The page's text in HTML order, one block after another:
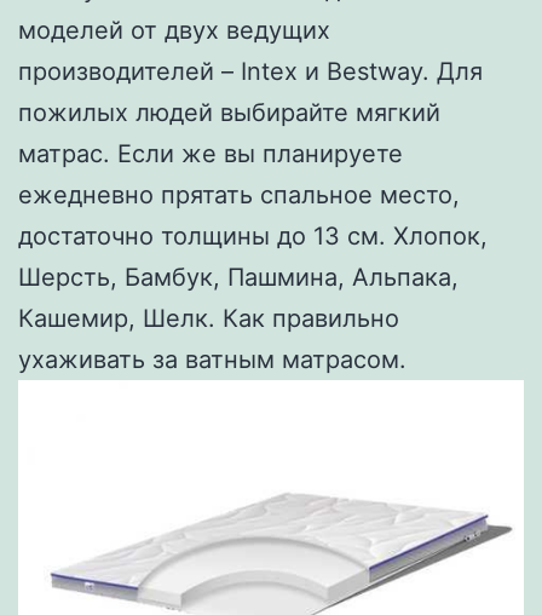
моделей от двух ведущих
производителей – Intex и Bestway. Для
пожилых людей выбирайте мягкий
матрас. Если же вы планируете
ежедневно прятать спальное место,
достаточно толщины до 13 см. Хлопок,
Шерсть, Бамбук, Пашмина, Альпака,
Кашемир, Шелк. Как правильно
ухаживать за ватным матрасом.